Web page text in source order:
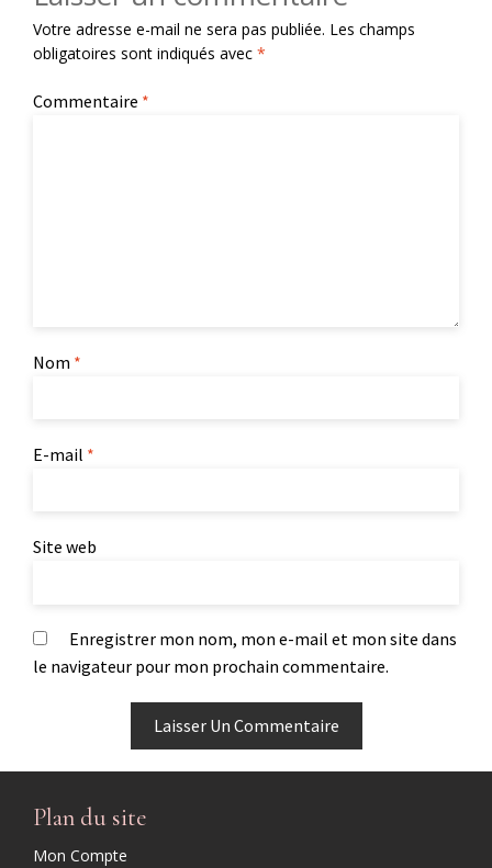
produit
Votre adresse e-mail ne sera pas publiée. Les champs
obligatoires sont indiqués avec *
Commentaire *
Nom *
E-mail *
Site web
Enregistrer mon nom, mon e-mail et mon site dans
le navigateur pour mon prochain commentaire.
Plan du site
Mon Compte